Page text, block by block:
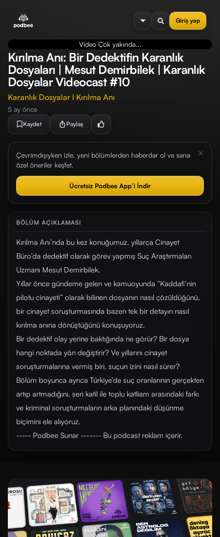
Giriş yap
menu
Video Çok yakında...
Kırılma Anı: Bir Dedektifin Karanlık
Dosyaları | Mesut Demirbilek | Karanlık
Dosyalar Videocast #10
Karanlık Dosyalar I Kırılma Anı
5 ay önce
Kaydet Paylaş
Çevrimdışıyken izle, yeni bölümlerden haberdar ol ve sana
özel öneriler keşfet.
Ücretsiz Podbee App’i İndir
BÖLÜM AÇIKLAMASI
Kırılma Anı’nda bu kez konuğumuz, yıllarca Cinayet
Büro’da dedektif olarak görev yapmış Suç Araştırmaları
Uzmanı Mesut Demirbilek.
Yıllar önce gündeme gelen ve kamuoyunda “Kaddafi’nin
pilotu cinayeti” olarak bilinen dosyanın nasıl çözüldüğünü,
bir cinayet soruşturmasında bazen tek bir detayın nasıl
kırılma anına dönüştüğünü konuşuyoruz.
Bir dedektif olay yerine baktığında ne görür? Bir dosya
hangi noktada yön değiştirir? Ve yıllarını cinayet
soruşturmalarına vermiş biri, suçun izini nasıl sürer?
Bölüm boyunca ayrıca Türkiye’de suç oranlarının gerçekten
artıp artmadığını, seri katil ile toplu katliam arasındaki farkı
ve kriminal soruşturmaların arka planındaki düşünme
biçimini ele alıyoruz.
----- Podbee Sunar ------- Bu podcast reklam içerir.